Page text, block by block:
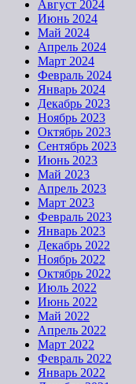
Август 2024
Июнь 2024
Май 2024
Апрель 2024
Март 2024
Февраль 2024
Январь 2024
Декабрь 2023
Ноябрь 2023
Октябрь 2023
Сентябрь 2023
Июнь 2023
Май 2023
Апрель 2023
Март 2023
Февраль 2023
Январь 2023
Декабрь 2022
Ноябрь 2022
Октябрь 2022
Июль 2022
Июнь 2022
Май 2022
Апрель 2022
Март 2022
Февраль 2022
Январь 2022